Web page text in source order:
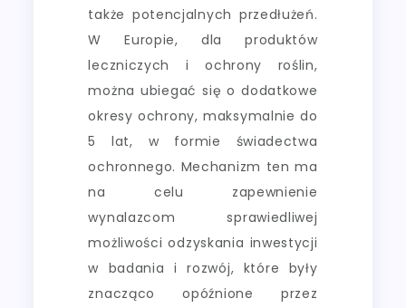
także potencjalnych przedłużeń.
W Europie, dla produktów
leczniczych i ochrony roślin,
można ubiegać się o dodatkowe
okresy ochrony, maksymalnie do
5 lat, w formie świadectwa
ochronnego. Mechanizm ten ma
na celu zapewnienie
wynalazcom sprawiedliwej
możliwości odzyskania inwestycji
w badania i rozwój, które były
znacząco opóźnione przez